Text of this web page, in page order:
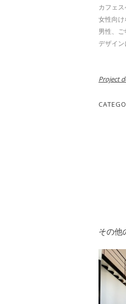
カフェス
女性向け
男性、
デザイン
Project
その他